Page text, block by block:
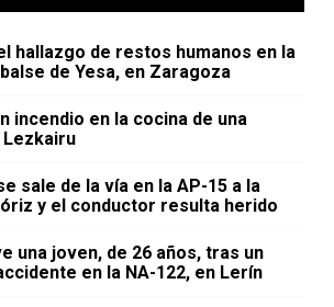
hallazgo de restos humanos en la
de Yesa, en Zaragoza
incendio en la cocina de una
Lezkairu
sale de la vía en la AP-15 a la
y el conductor resulta herido
una joven, de 26 años, tras un
en la NA-122, en Lerín